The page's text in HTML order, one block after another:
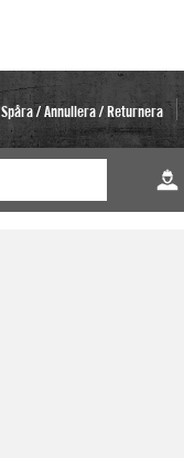
Spåra / Annullera / Returnera